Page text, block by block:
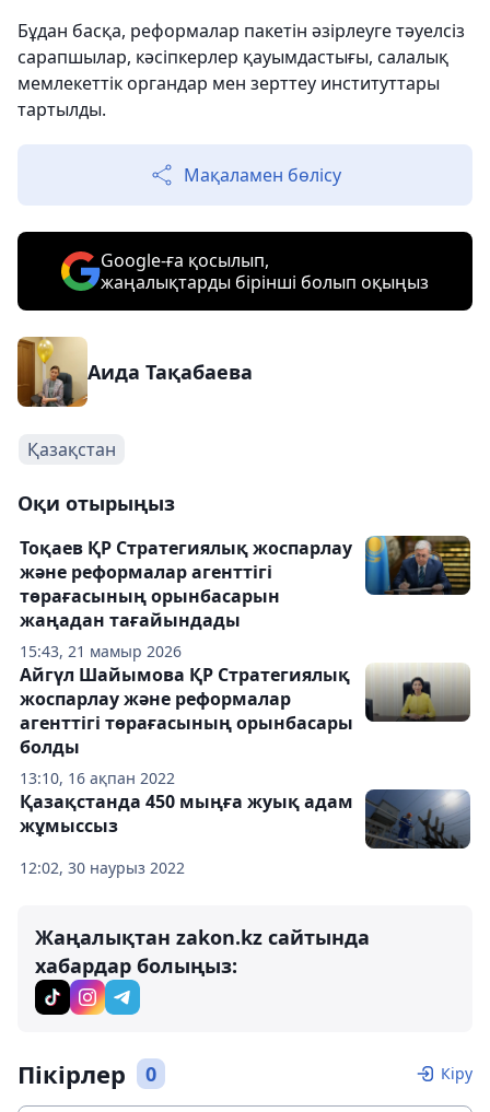
Бұдан басқа, реформалар пакетін әзірлеуге тәуелсіз
сарапшылар, кәсіпкерлер қауымдастығы, салалық
мемлекеттік органдар мен зерттеу институттары
тартылды.
Мақаламен бөлісу
Google-ға қосылып,
жаңалықтарды бірінші болып оқыңыз
Аида Тақабаева
Қазақстан
Оқи отырыңыз
15:43, 21 мамыр 2026
Тоқаев ҚР Стратегиялық жоспарлау
және реформалар агенттігі
төрағасының орынбасарын
жаңадан тағайындады
13:10, 16 ақпан 2022
Айгүл Шайымова ҚР Стратегиялық
жоспарлау және реформалар
агенттігі төрағасының орынбасары
болды
12:02, 30 наурыз 2022
Қазақстанда 450 мыңға жуық адам
жұмыссыз
Жаңалықтан zakon.kz сайтында
хабардар болыңыз:
Пікірлер 0 Кіру